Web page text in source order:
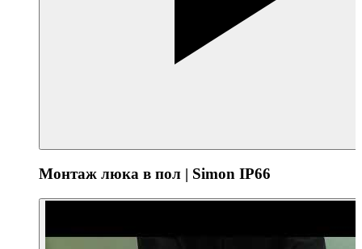
Монтаж люка в пол | Simon IP66